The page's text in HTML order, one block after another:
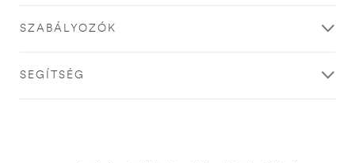
SZABÁLYOZÓK
SEGÍTSÉG